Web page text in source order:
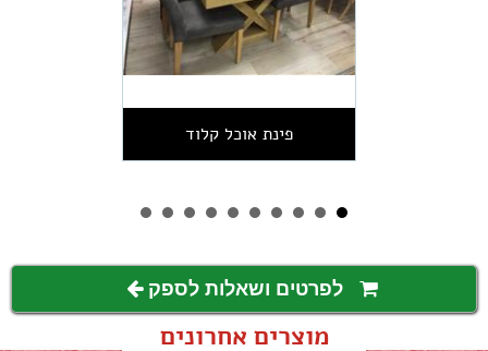
פינת אוכל קלוד
לפרטים ושאלות לספק
מוצרים אחרונים